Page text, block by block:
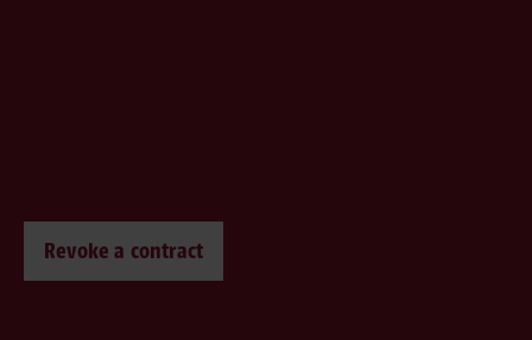
Revoke a contract